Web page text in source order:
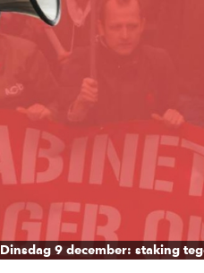
Dinsdag 9 december: staking